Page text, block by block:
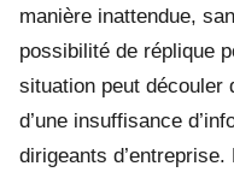
manière inattendue,
possibilité de réplique
situation peut découler
d’une insuffisance
dirigeants